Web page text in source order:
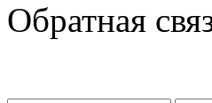
Обратная